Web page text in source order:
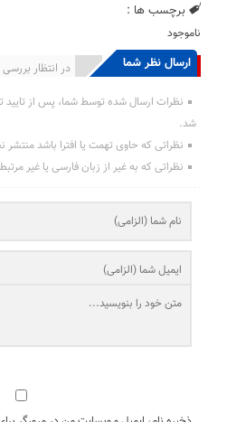
برچسب ها :
ناموجود
ارسال نظر شما در انتظار بررسی : انتشار یافته : 0
نظرات ارسال شده توسط شما، پس از
شد.
نظراتی که حاوی تهمت یا افترا باشد منتشر
نظراتی که به غیر از زبان فارسی یا غیر